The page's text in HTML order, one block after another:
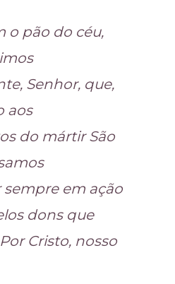
o pão do céu,
Senhor, que,
aos
do mártir São
em ação
dons que
Cristo, nosso